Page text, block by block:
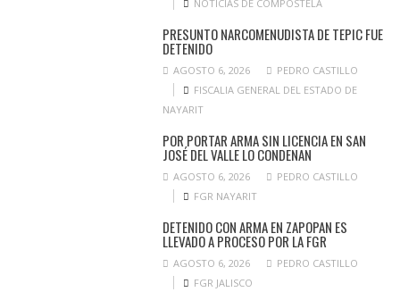
NOTICIAS DE COMPOSTELA
PRESUNTO NARCOMENUDISTA DE TEPIC FUE
DETENIDO
AGOSTO 6, 2026
PEDRO CASTILLO
FISCALIA GENERAL DEL ESTADO DE
NAYARIT
POR PORTAR ARMA SIN LICENCIA EN SAN
JOSÉ DEL VALLE LO CONDENAN
AGOSTO 6, 2026
PEDRO CASTILLO
FGR NAYARIT
DETENIDO CON ARMA EN ZAPOPAN ES
LLEVADO A PROCESO POR LA FGR
AGOSTO 6, 2026
PEDRO CASTILLO
FGR JALISCO